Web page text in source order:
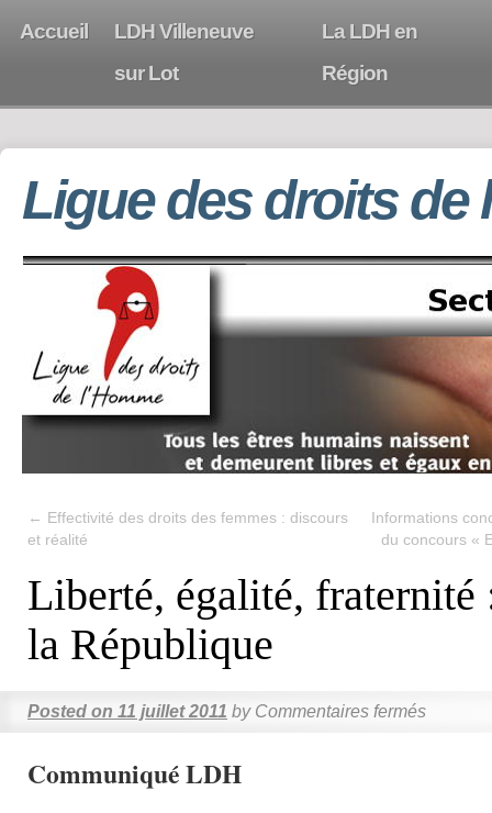
Accueil
LDH Villeneuve
sur Lot
La LDH en
Région
Ligue des droits de
← Effectivité des droits des femmes : discours
et réalité
Informations
du concours «
Liberté, égalité, fraternité
la République
Posted on 11 juillet 2011 by Commentaires fermés
Communiqué LDH